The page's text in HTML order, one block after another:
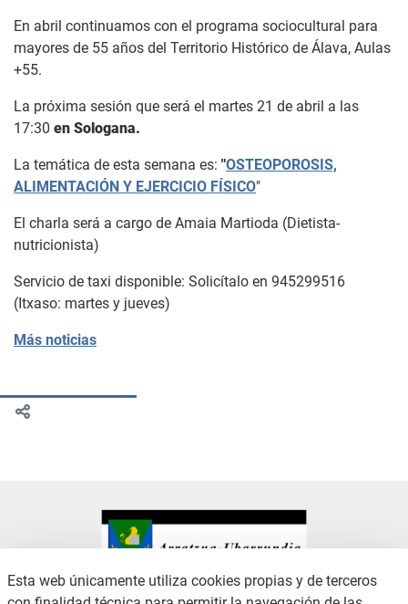
En abril continuamos con el programa sociocultural para
mayores de 55 años del Territorio Histórico de Álava, Aulas
+55.
La próxima sesión que será el martes 21 de abril a las
17:30 en Sologana.
La temática de esta semana es: "OSTEOPOROSIS,
ALIMENTACIÓN Y EJERCICIO FÍSICO"
El charla será a cargo de Amaia Martioda (Dietista-
nutricionista)
Servicio de taxi disponible: Solicítalo en 945299516
(Itxaso: martes y jueves)
Más noticias
Esta web únicamente utiliza cookies propias y de terceros